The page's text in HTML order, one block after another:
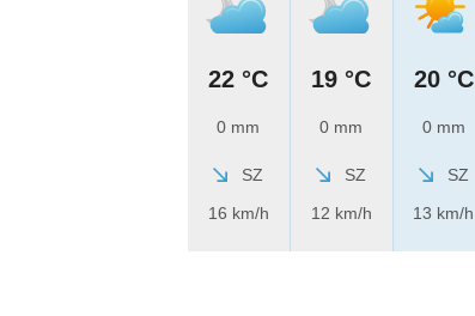
22 °C
0 mm
SZ
16 km/h
19 °C
0 mm
SZ
12 km/h
20 °C
0 mm
SZ
13 km/h